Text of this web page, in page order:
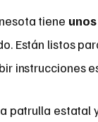
tiene
Están listos
instrucciones
patrulla